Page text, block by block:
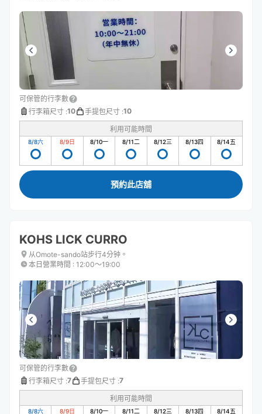
可保管的行李數
行李箱尺寸 :10 手提包尺寸 :10
利用可能時間
8/8六 8/9日 8/10一 8/11二 8/12三 8/13四 8/14五
預約此店舖
KOHS LICK CURRO
从Omote-sando站步行4分钟。
本日營業時間 : 12:00〜19:00
可保管的行李數
行李箱尺寸 :7 手提包尺寸 :7
利用可能時間
8/8六 8/9日 8/10一 8/11二 8/12三 8/13四 8/14五